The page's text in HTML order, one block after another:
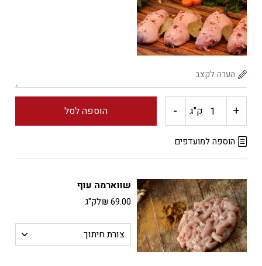
עור
(סטייקים)
+ כמות
של
עם
עור
ק"ג - הוספה לסל
הוספה למועדפים
שווארמה עוף
₪69.00 לק"ג